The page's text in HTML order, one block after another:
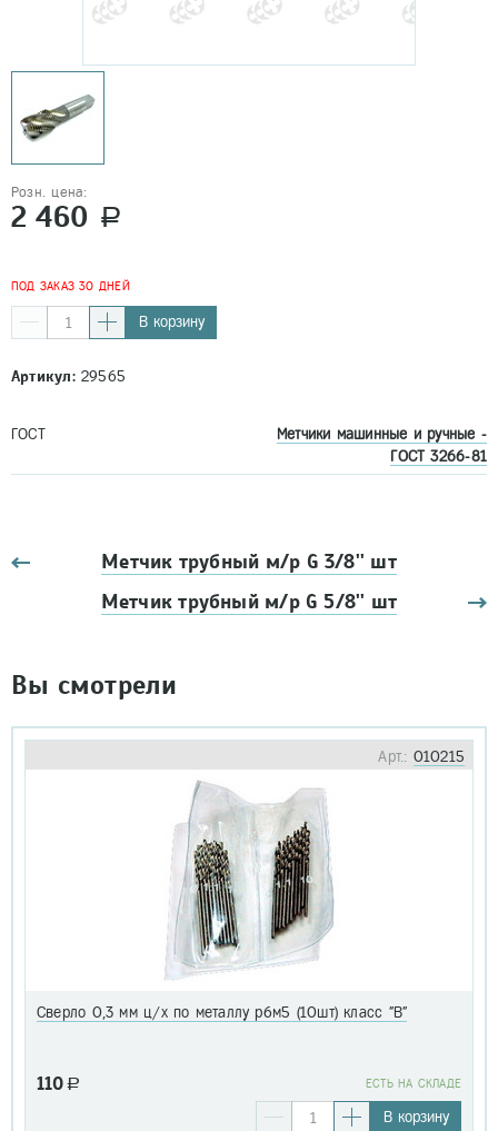
Розн. цена:
2 460 a
ПОД ЗАКАЗ 30 ДНЕЙ
В корзину
Артикул:29565
ГОСТ
Метчики машинные и ручные -
ГОСТ 3266-81
Метчик трубный м/р G 3/8'' шт
Метчик трубный м/р G 5/8'' шт
Вы смотрели
Арт.: 010215
Сверло 0,3 мм ц/х по металлу р6м5 (10шт) класс "В"
110 a EСТЬ НА СКЛАДЕ
В корзину